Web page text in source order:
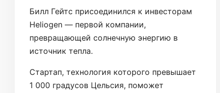
Билл Гейтс присоединился к инвесторам
Heliogen — первой компании,
превращающей солнечную энергию в
источник тепла.
Стартап, технология которого превышает
1 000 градусов Цельсия, поможет